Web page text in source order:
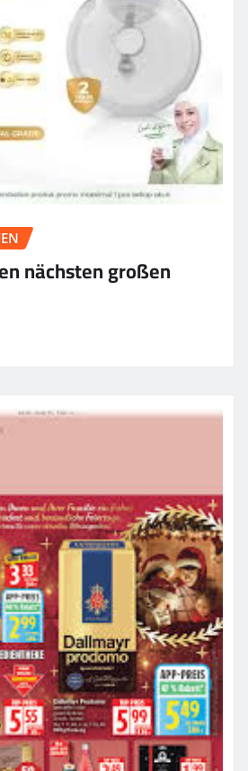
nächsten großen